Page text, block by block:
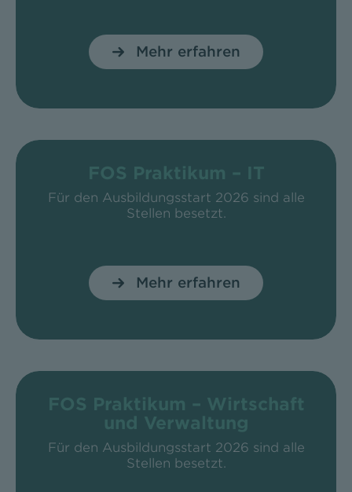
Mehr erfahren
FOS Praktikum – IT
Für den Ausbildungsstart 2026 sind alle
Stellen besetzt.
Mehr erfahren
FOS Praktikum – Wirtschaft
und Verwaltung
Für den Ausbildungsstart 2026 sind alle
Stellen besetzt.